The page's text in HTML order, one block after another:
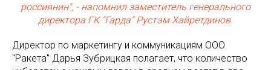
россиянин", - напомнил заместитель генерального
директора ГК "Гарда" Рустэм Хайретдинов.
Директор по маркетингу и коммуникациям ООО
"Ракета" Дарья Зубрицкая полагает, что количество